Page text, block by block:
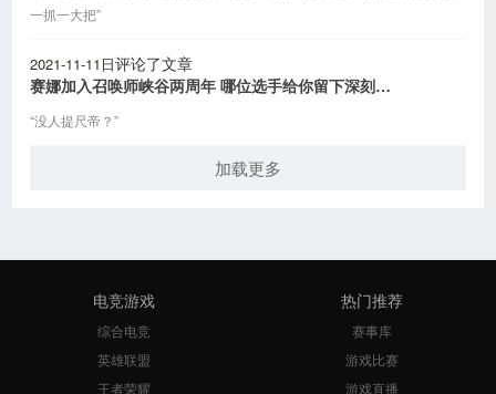
一抓一大把”
2021-11-11日评论了文章
赛娜加入召唤师峡谷两周年 哪位选手给你留下深刻印象？
“没人提尺帝？”
加载更多
电竞游戏
综合电竞
英雄联盟
王者荣耀
热门推荐
赛事库
游戏比赛
游戏直播